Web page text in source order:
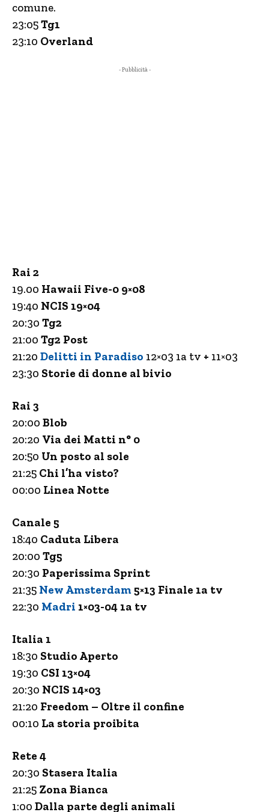
comune.
23:05Tg1
23:10 Overland
- Pubblicità -
Rai 2
19.00 Hawaii Five-0 9×08
19:40 NCIS 19×04
20:30 Tg2
21:00 Tg2 Post
21:20 Delitti in Paradiso 12×03 1a tv + 11×03
23:30 Storie di donne al bivio
Rai 3
20:00 Blob
20:20 Via dei Matti n° 0
20:50 Un posto al sole
21:25 Chi l’ha visto?
00:00 Linea Notte
Canale 5
18:40 Caduta Libera
20:00 Tg5
20:30 Paperissima Sprint
21:35 New Amsterdam5×13 Finale 1a tv
22:30 Madri 1×03-04 1a tv
Italia 1
18:30 Studio Aperto
19:30 CSI 13×04
20:30 NCIS 14×03
21:20 Freedom – Oltre il confine
00:10 La storia proibita
Rete 4
20:30 Stasera Italia
21:25 Zona Bianca
1:00 Dalla parte degli animali